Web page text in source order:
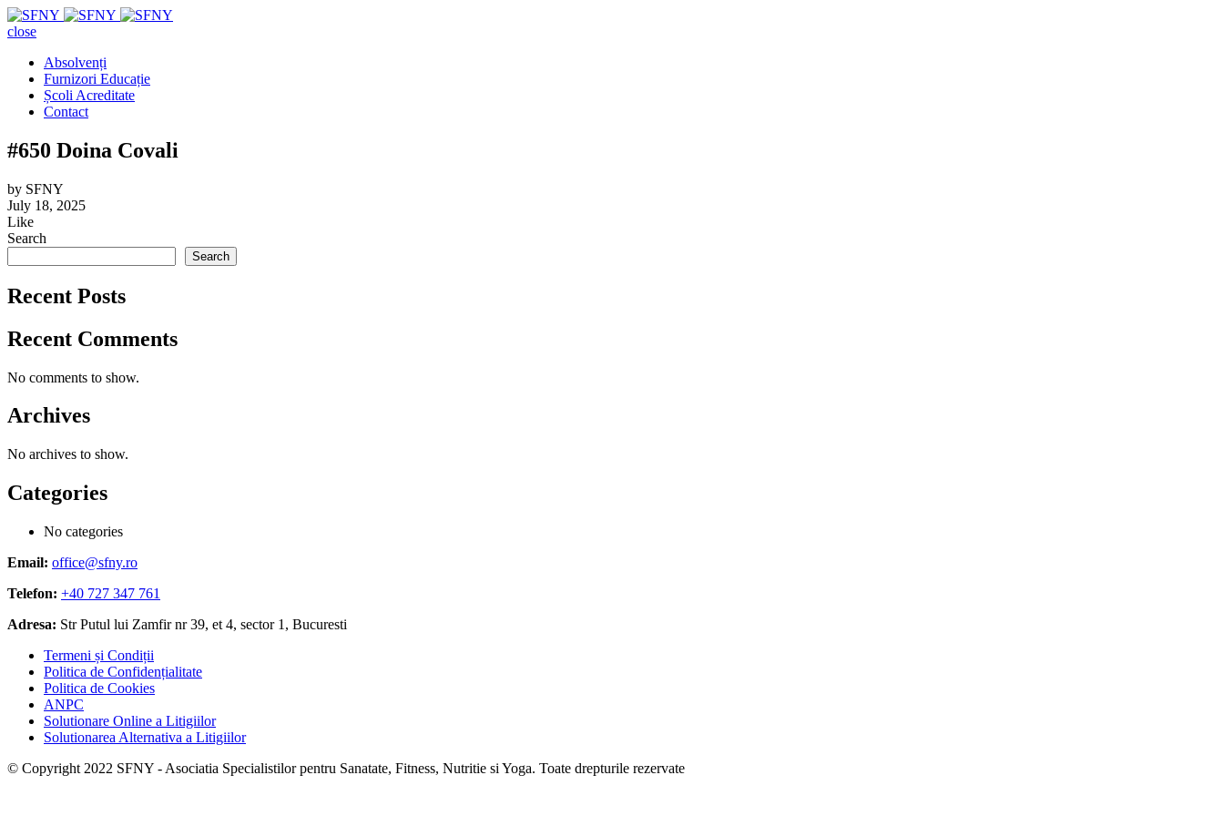
close
Absolvenți
Furnizori Educație
Școli Acreditate
Contact
#650 Doina Covali
by SFNY
July 18, 2025
Like
Search
Search
Recent Posts
Recent Comments
No comments to show.
Archives
No archives to show.
Categories
No categories
Email: office@sfny.ro
Telefon: +40 727 347 761
Adresa: Str Putul lui Zamfir nr 39, et 4, sector 1, Bucuresti
Termeni și Condiții
Politica de Confidențialitate
Politica de Cookies
ANPC
Solutionare Online a Litigiilor
Solutionarea Alternativa a Litigiilor
© Copyright 2022 SFNY - Asociatia Specialistilor pentru Sanatate, Fitness, Nutritie si Yoga. Toate drepturile rezervate